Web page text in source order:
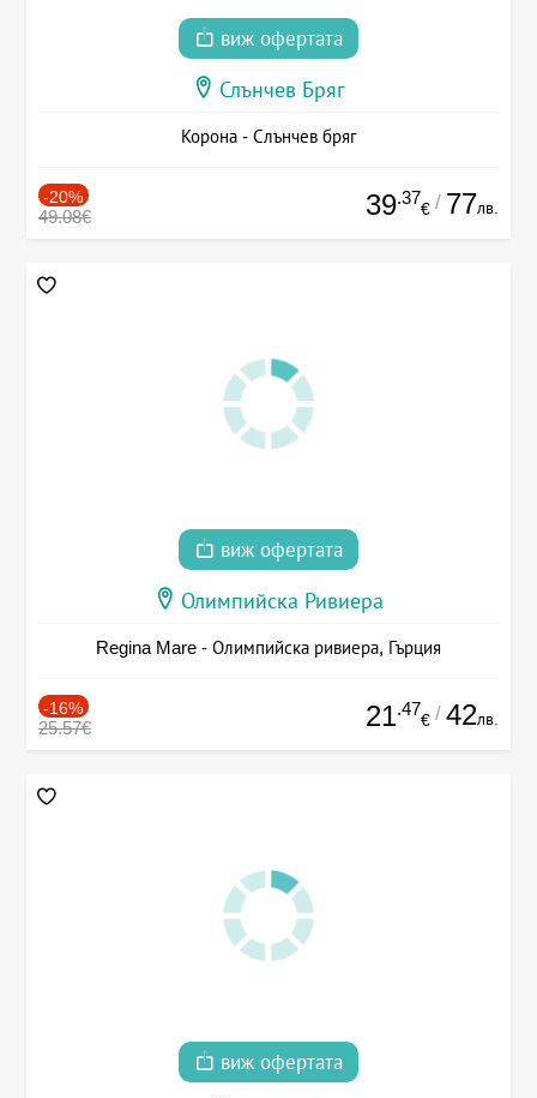
виж офертата
Слънчев Бряг
Корона - Слънчев бряг
-20%
49.08€ 39.37
€ / 77лв.
виж офертата
Олимпийска Ривиера
Regina Mare - Олимпийска ривиера, Гърция
-16%
25.57€ 21.47
€ / 42лв.
виж офертата